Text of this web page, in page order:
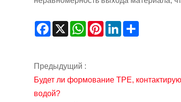
Facebook
X WhatsAppPinterestLinkedIn
Предыдущий :
Будет ли формование TPE,
водой?